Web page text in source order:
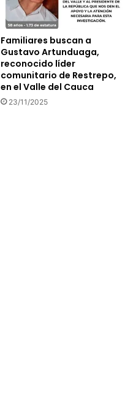
Familiares buscan a
Gustavo Artunduaga,
reconocido líder
comunitario de Restrepo,
en el Valle del Cauca
23/11/2025